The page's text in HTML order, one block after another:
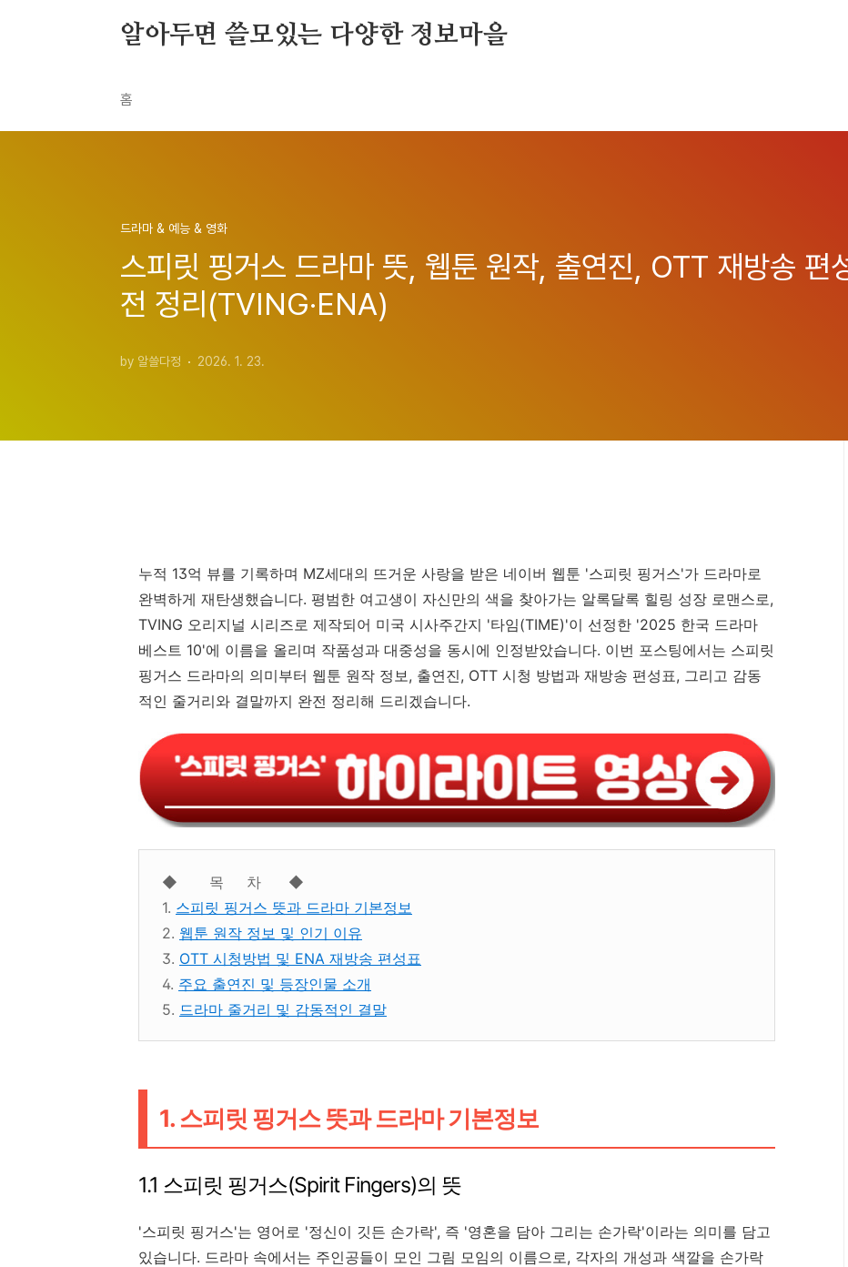
알아두면 쓸모있는 다양한 정보마을
홈
드라마 & 예능 & 영화
스피릿 핑거스 드라마 뜻, 웹툰 원작, 출연진, OTT 재방송 편
전 정리(TVING·ENA)
by 알쓸다정 2026. 1. 23.
누적 13억 뷰를 기록하며 MZ세대의 뜨거운 사랑을 받은 네이버 웹툰 '스피릿 핑거스'가 드라마로
완벽하게 재탄생했습니다. 평범한 여고생이 자신만의 색을 찾아가는 알록달록 힐링 성장 로맨스로,
TVING 오리지널 시리즈로 제작되어 미국 시사주간지 '타임(TIME)'이 선정한 '2025 한국 드라마
베스트 10'에 이름을 올리며 작품성과 대중성을 동시에 인정받았습니다. 이번 포스팅에서는 스피릿
핑거스 드라마의 의미부터 웹툰 원작 정보, 출연진, OTT 시청 방법과 재방송 편성표, 그리고 감동
적인 줄거리와 결말까지 완전 정리해 드리겠습니다.
◆ 목 차 ◆
1. 스피릿 핑거스 뜻과 드라마 기본정보
2. 웹툰 원작 정보 및 인기 이유
3. OTT 시청방법 및 ENA 재방송 편성표
4. 주요 출연진 및 등장인물 소개
5. 드라마 줄거리 및 감동적인 결말
1. 스피릿 핑거스 뜻과 드라마 기본정보
1.1 스피릿 핑거스(Spirit Fingers)의 뜻
'스피릿 핑거스'는 영어로 '정신이 깃든 손가락', 즉 '영혼을 담아 그리는 손가락'이라는 의미를 담고
있습니다. 드라마 속에서는 주인공들이 모인 그림 모임의 이름으로, 각자의 개성과 색깔을 손가락